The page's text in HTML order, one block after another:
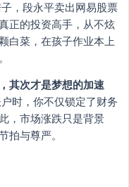
，段永平卖出网易股票
正的投资高手，从不炫
白菜，在孩子作业本上
其次才是梦想的加速
时，你不仅锁定了财务
，市场涨跌只是背景
拍与尊严。